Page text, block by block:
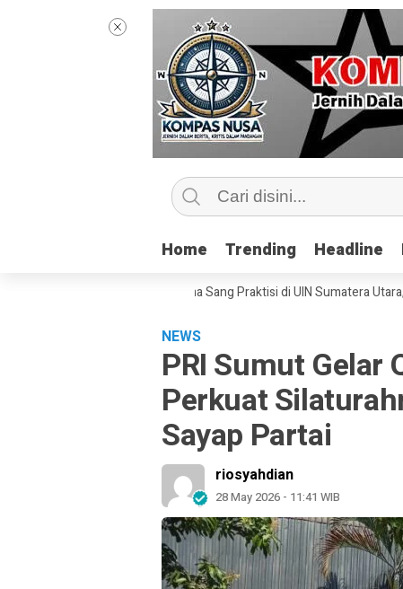
Home Trending Headline
Home Trending Headline
Jurnalisme Bersama Sang Praktisi di UIN Sumatera Utara,
NEWS
PRI Sumut Gelar
Perkuat
Sayap Partai
riosyahdian
28 May 2026 - 11:41 WIB